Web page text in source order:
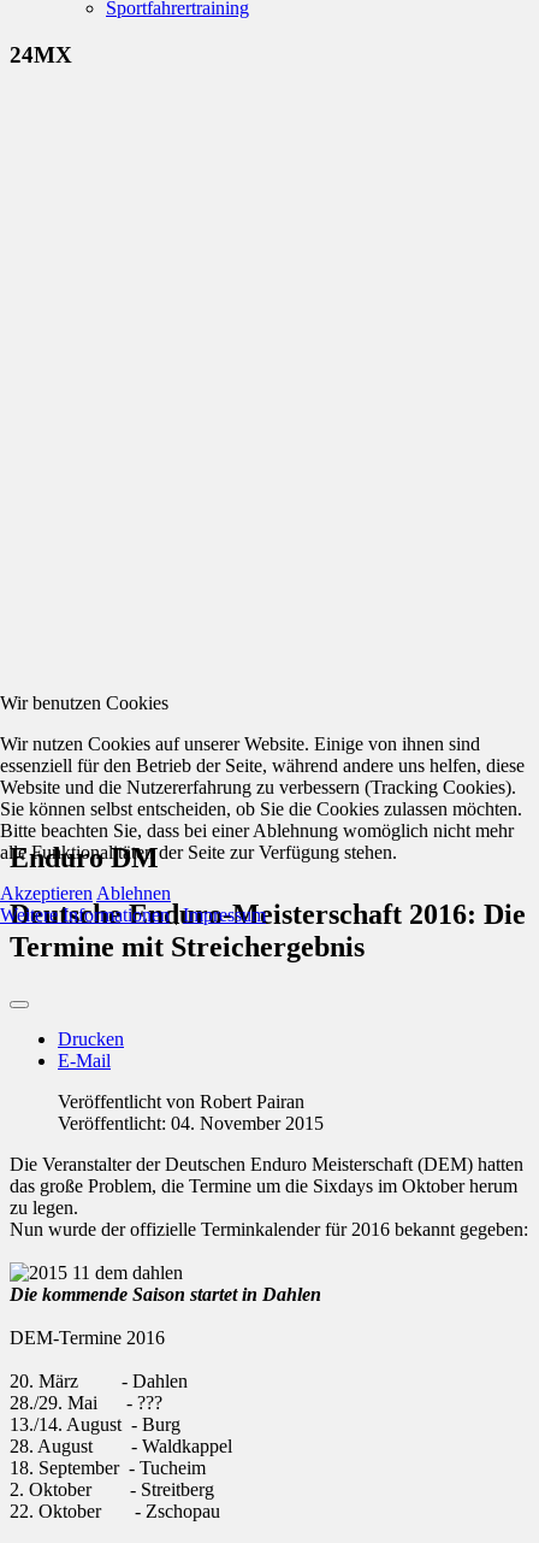
Sportfahrertraining
24MX
Enduro DM
Deutsche Enduro-Meisterschaft 2016: Die
Termine mit Streichergebnis
Drucken
E-Mail
Veröffentlicht von Robert Pairan
Veröffentlicht: 04. November 2015
Die Veranstalter der Deutschen Enduro Meisterschaft (DEM) hatten
das große Problem, die Termine um die Sixdays im Oktober herum
zu legen.
Nun wurde der offizielle Terminkalender für 2016 bekannt gegeben:
Die kommende Saison startet in Dahlen
DEM-Termine 2016
20. März - Dahlen
28./29. Mai - ???
13./14. August - Burg
28. August - Waldkappel
18. September - Tucheim
2. Oktober - Streitberg
22. Oktober - Zschopau
Wir benutzen Cookies
Wir nutzen Cookies auf unserer Website. Einige von ihnen sind
essenziell für den Betrieb der Seite, während andere uns helfen, diese
Website und die Nutzererfahrung zu verbessern (Tracking Cookies).
Sie können selbst entscheiden, ob Sie die Cookies zulassen möchten.
Bitte beachten Sie, dass bei einer Ablehnung womöglich nicht mehr
alle Funktionalitäten der Seite zur Verfügung stehen.
Akzeptieren Ablehnen
Weitere Informationen|Impressum